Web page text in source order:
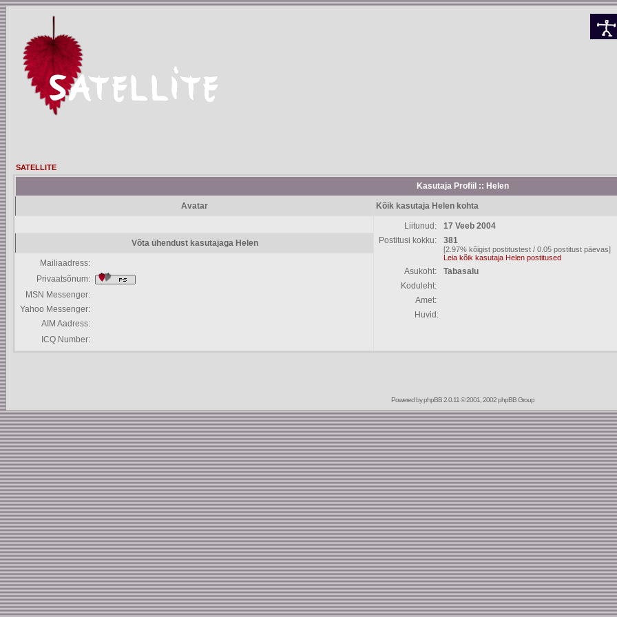
SATELLITE
Kasutaja Profiil :: Helen
Avatar Kõik kasutaja Helen kohta
Liitunud:
17 Veeb 2004
Postitusi kokku:
381
[2.97% kõigist postitustest / 0.05 postitust päevas]
Leia kõik kasutaja Helen postitused
Asukoht:
Tabasalu
Koduleht:
Amet:
Huvid:
Võta ühendust kasutajaga Helen
Mailiaadress:
Privaatsõnum:
MSN Messenger:
Yahoo Messenger:
AIM Aadress:
ICQ Number:
Powered byphpBB2.0.11 © 2001, 2002 phpBB Group